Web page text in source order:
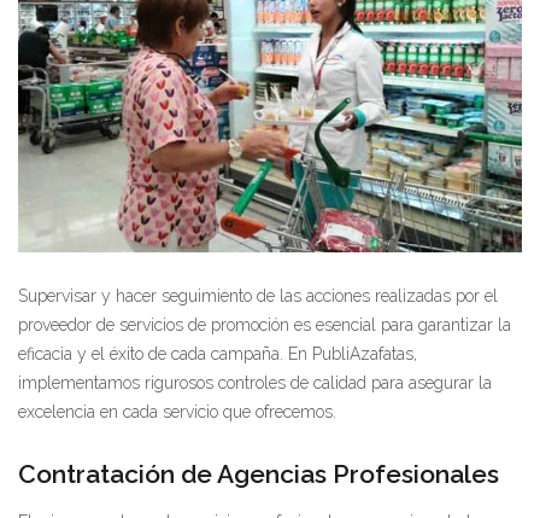
Supervisar y hacer seguimiento de las acciones realizadas por el
proveedor de servicios de promoción es esencial para garantizar la
eficacia y el éxito de cada campaña. En PubliAzafatas,
implementamos rigurosos controles de calidad para asegurar la
excelencia en cada servicio que ofrecemos.
Contratación de Agencias Profesionales